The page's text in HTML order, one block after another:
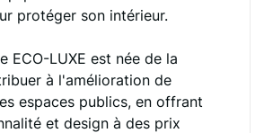
protéger son intérieur.
ECO-LUXE est née de la
à l'amélioration de
espaces publics, en offrant
et design à des prix